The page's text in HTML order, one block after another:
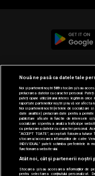
© 2019-2026 DOGAN
Nouă ne pasă ca datele tale
Noi și partenerii noștri589stocăm și/sau
prelucrarea datelor cu caracter personal.
puteți opune utilizării unui interes legitim în
raportate partenerilor noștri și nu vă vor afecta
Noi si partenerii nostri (retelele de socializare
date analitice) prelucram date pentru a
publicitare afisate in functie de interesele si/
socializare si pentru a analiza traficul pe
cu prelucrarea datelor cu caracter personal.
“ACCEPT TOATE”, acceptati folosirea tuturor
stocarea/accesarea informatiilor de catre
INDIVIDUAL” puteti schimba preferintele in
functionarea website-ului.
Atât noi, cât și partenerii noștri
Stocarea și/sau accesarea informațiilor de pe
pentru selectarea conținutului personalizat.